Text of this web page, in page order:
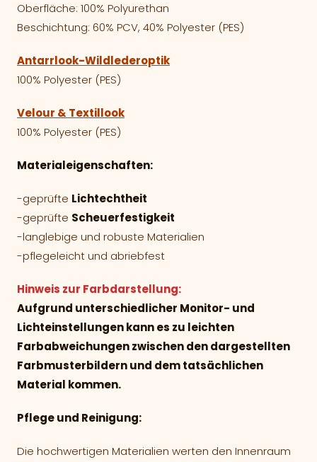
Oberfläche: 100% Polyurethan
Beschichtung: 60% PCV, 40% Polyester (PES)
Antarrlook-Wildlederoptik
100% Polyester (PES)
Velour & Textillook
100% Polyester (PES)
Materialeigenschaften:
-geprüfte Lichtechtheit
-geprüfte Scheuerfestigkeit
-langlebige und robuste Materialien
-pflegeleicht und abriebfest
Hinweis zur Farbdarstellung:
Aufgrund unterschiedlicher Monitor- und
Lichteinstellungen kann es zu leichten
Farbabweichungen zwischen den dargestellten
Farbmusterbildern und dem tatsächlichen
Material kommen.
Pflege und Reinigung:
Die hochwertigen Materialien werten den Innenraum